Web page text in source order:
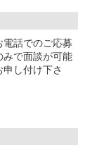
電話でのご応募
みで面談が可能
し付け下さ